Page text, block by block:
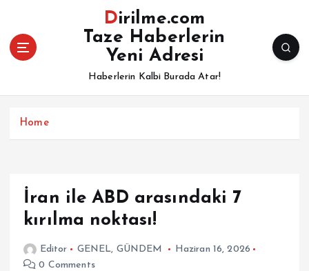
Dirilme.com
Taze Haberlerin
Yeni Adresi
Haberlerin Kalbi Burada Atar!
Home
İran ile ABD arasındaki 7
kırılma noktası!
Editor GENEL, GÜNDEM
Haziran 16, 2026
0 Comments